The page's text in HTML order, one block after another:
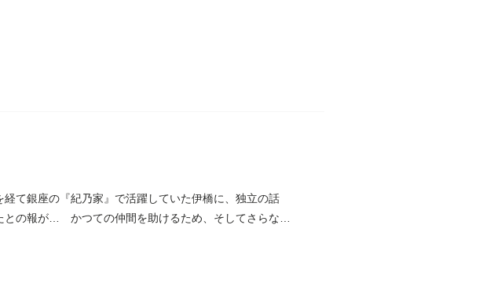
て銀座の『紀乃家』で活躍していた伊橋に、独立の話
の報が… かつての仲間を助けるため、そしてさらなる